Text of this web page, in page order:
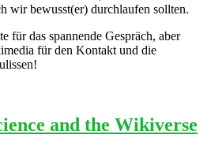
wir bewusst(er) durchlaufen sollten.
für das spannende Gespräch, aber
für den Kontakt und die
and the Wikiverse